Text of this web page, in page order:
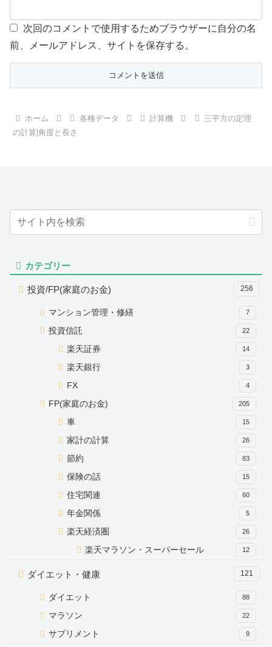
次回のコメントで使用するためブラウザーに自分の名
前、メールアドレス、サイトを保存する。
ホーム 各種データ 計算機
三平方の定理
の計算|角度と長さ
カテゴリー
投資/FP(家庭のお金) 256
マンション管理・修繕 7
投資信託 22
楽天証券 14
楽天銀行 3
FX 4
FP(家庭のお金) 205
車 15
家計の計算 26
節約 83
保険の話 15
住宅関連 60
年金関係 5
楽天経済圏 26
楽天マラソン・スーパーセール 12
ダイエット・健康 121
ダイエット 88
マラソン 22
サプリメント 9